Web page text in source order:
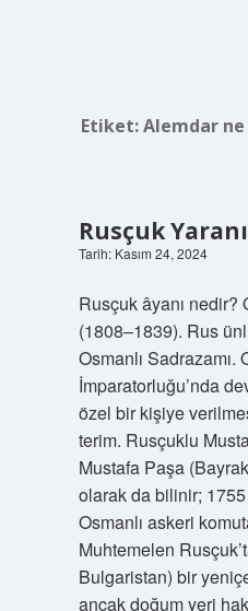
Etiket:Alemdar ne
Rusçuk
Tarih: Kasım 24, 2024
Rusçuk âyanı nedir?
(1808–1839). Rus
Osmanlı Sadrazamı.
İmparatorluğu’nda
özel bir kişiye
terim. Rusçuklu
Mustafa Paşa
olarak da bilinir;
Osmanlı askeri
Muhtemelen
Bulgaristan) bir
ancak doğum yeri